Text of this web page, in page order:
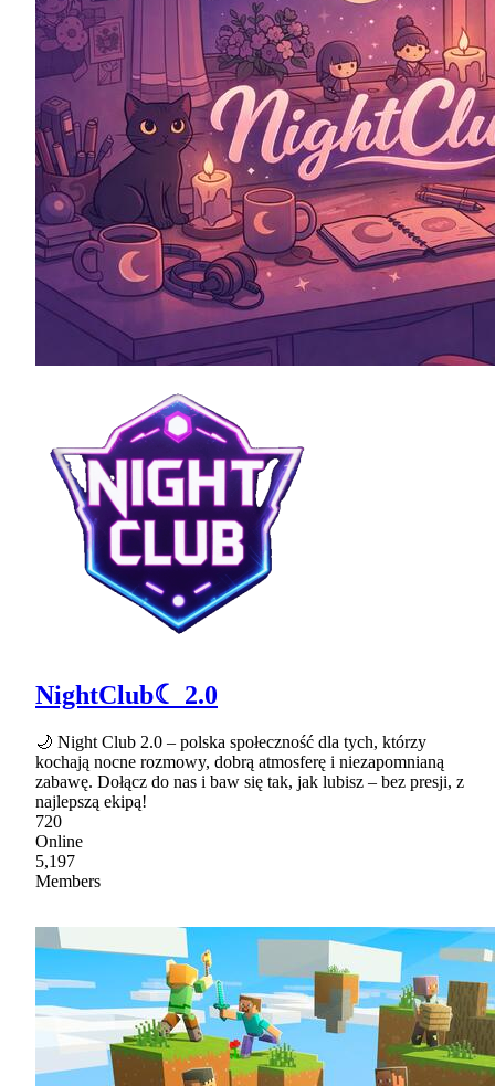
NightClub☾ 2.0
🌙 Night Club 2.0 – polska społeczność dla tych, którzy
kochają nocne rozmowy, dobrą atmosferę i niezapomnianą
zabawę. Dołącz do nas i baw się tak, jak lubisz – bez presji, z
najlepszą ekipą!
720
Online
5,197
Members